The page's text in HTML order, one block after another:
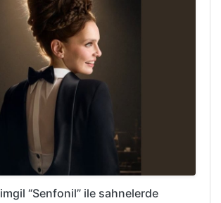
“Senfonil” ile sahnelerde